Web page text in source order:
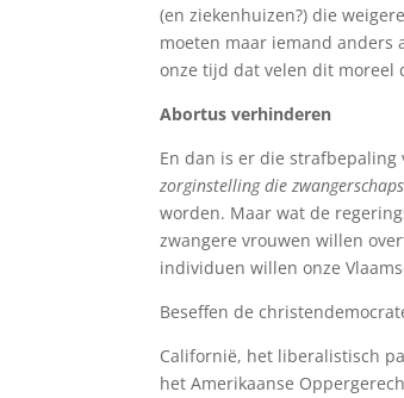
(en ziekenhuizen?) die
moeten maar iemand anders
onze tijd dat velen dit moreel
Abortus verhinderen
En dan is er die strafbepaling
zorginstelling die
worden. Maar wat de
zwangere vrouwen willen
individuen willen onze
Beseffen de
Californië, het liberalistisch
het Amerikaanse